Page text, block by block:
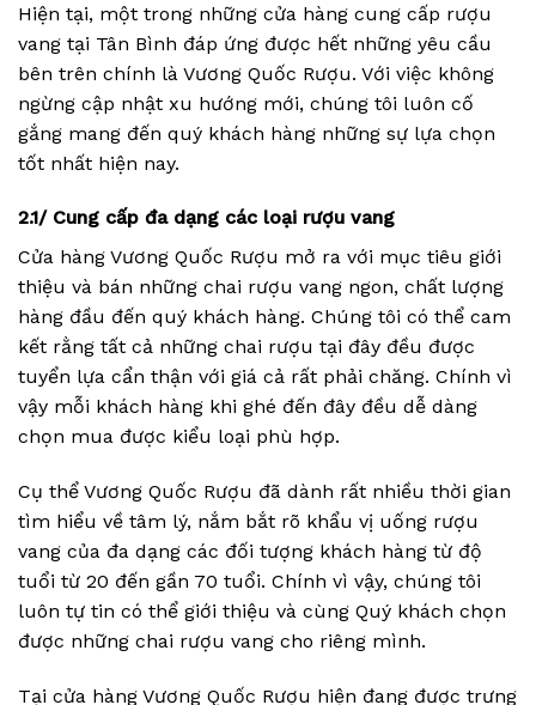
Hiện tại, một trong những cửa hàng cung cấp rượu
vang tại Tân Bình đáp ứng được hết những yêu cầu
bên trên chính là Vương Quốc Rượu. Với việc không
ngừng cập nhật xu hướng mới, chúng tôi luôn cố
gắng mang đến quý khách hàng những sự lựa chọn
tốt nhất hiện nay.
2.1/ Cung cấp đa dạng các loại rượu vang
Cửa hàng Vương Quốc Rượu mở ra với mục tiêu giới
thiệu và bán những chai rượu vang ngon, chất lượng
hàng đầu đến quý khách hàng. Chúng tôi có thể cam
kết rằng tất cả những chai rượu tại đây đều được
tuyển lựa cẩn thận với giá cả rất phải chăng. Chính vì
vậy mỗi khách hàng khi ghé đến đây đều dễ dàng
chọn mua được kiểu loại phù hợp.
Cụ thể Vương Quốc Rượu đã dành rất nhiều thời gian
tìm hiểu về tâm lý, nắm bắt rõ khẩu vị uống rượu
vang của đa dạng các đối tượng khách hàng từ độ
tuổi từ 20 đến gần 70 tuổi. Chính vì vậy, chúng tôi
luôn tự tin có thể giới thiệu và cùng Quý khách chọn
được những chai rượu vang cho riêng mình.
Tại cửa hàng Vương Quốc Rượu hiện đang được trưng